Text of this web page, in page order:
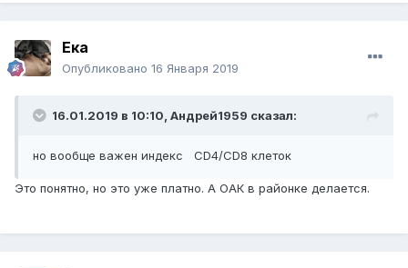
Ека
Опубликовано 16 Января 2019
16.01.2019 в 10:10, Андрей1959 сказал:
но вообще важен индекс CD4/CD8 клеток
Это понятно, но это уже платно. А ОАК в районке делается.